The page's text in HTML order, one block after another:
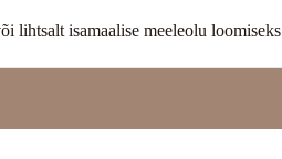
lihtsalt isamaalise meeleolu loomiseks